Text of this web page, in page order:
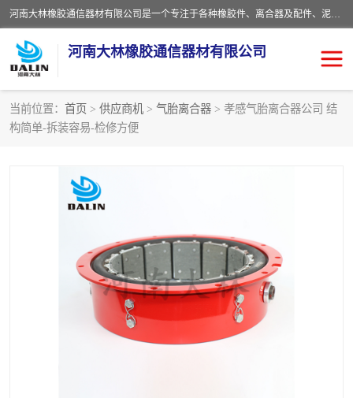
河南大林橡胶通信器材有限公司是一个专注于各种橡胶件、离合器及配件、泥浆泵及配件等产品设计制造和加工的企业。产品应用于矿山、冶金、石油、钢铁、化工、水泥、船舶、造纸、通用机械等各种大功率机械传动或制动装置。
河南大林橡胶通信器材有限公司
当前位置： 首页 > 供应商机 > 气胎离合器 > 孝感气胎离合器公司 结
构简单-拆装容易-检修方便
推盘离合器
VC离合器
PO隔膜离合器
泥浆泵空气包胶囊 气动元件
DY隔膜式离合器 CB离合器
实芯轮胎